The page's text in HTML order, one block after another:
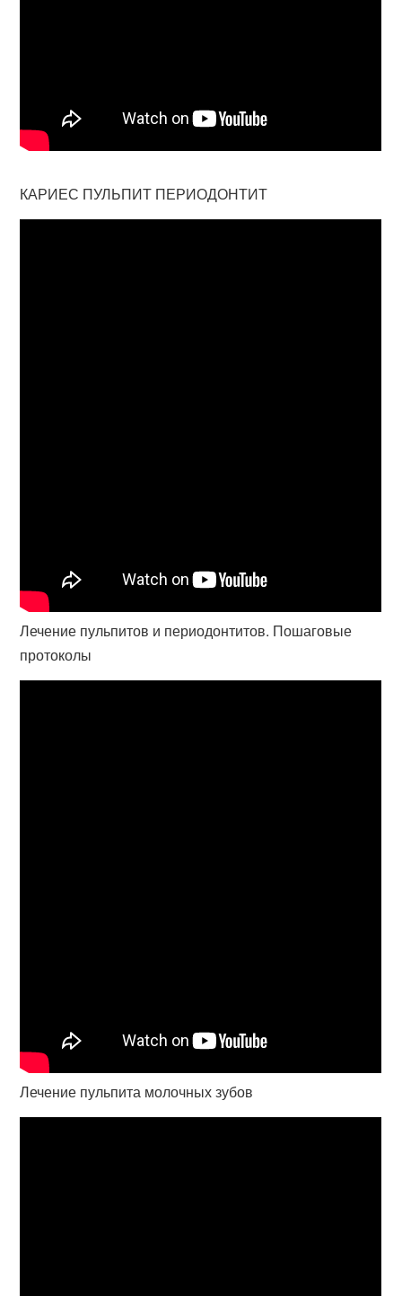
КАРИЕС ПУЛЬПИТ ПЕРИОДОНТИТ
Лечение пульпитов и периодонтитов. Пошаговые
протоколы
Лечение пульпита молочных зубов